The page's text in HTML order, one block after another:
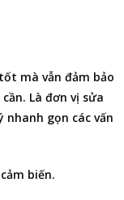
mà vẫn đảm bảo
Là đơn vị sửa
nhanh gọn các vấn
biến.